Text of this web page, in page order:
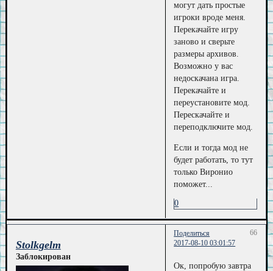
могут дать простые
игроки вроде меня.
Перекачайте игру
заново и сверьте
размеры архивов.
Возможно у вас
недоскачана игра.
Перекачайте и
переустановите мод.
Перескачайте и
переподключите мод.
Если и тогда мод не
будет работать, то тут
только Виронио
поможет...
0
Поделиться
66
2017-08-10 03:01:57
Stolkgelm
Заблокирован
Ок, попробую завтра